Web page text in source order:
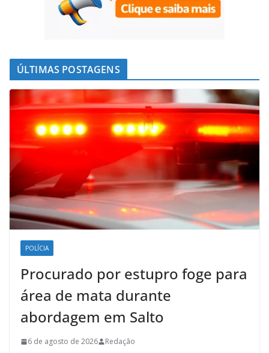
ÚLTIMAS POSTAGENS
POLÍCIA
Procurado por estupro foge para
área de mata durante
abordagem em Salto
6 de agosto de 2026 Redação